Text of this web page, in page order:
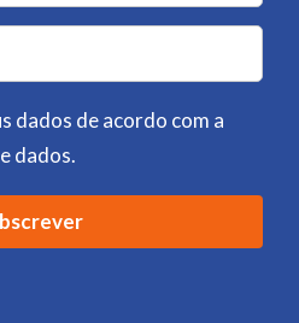
dados de acordo com a
dados.